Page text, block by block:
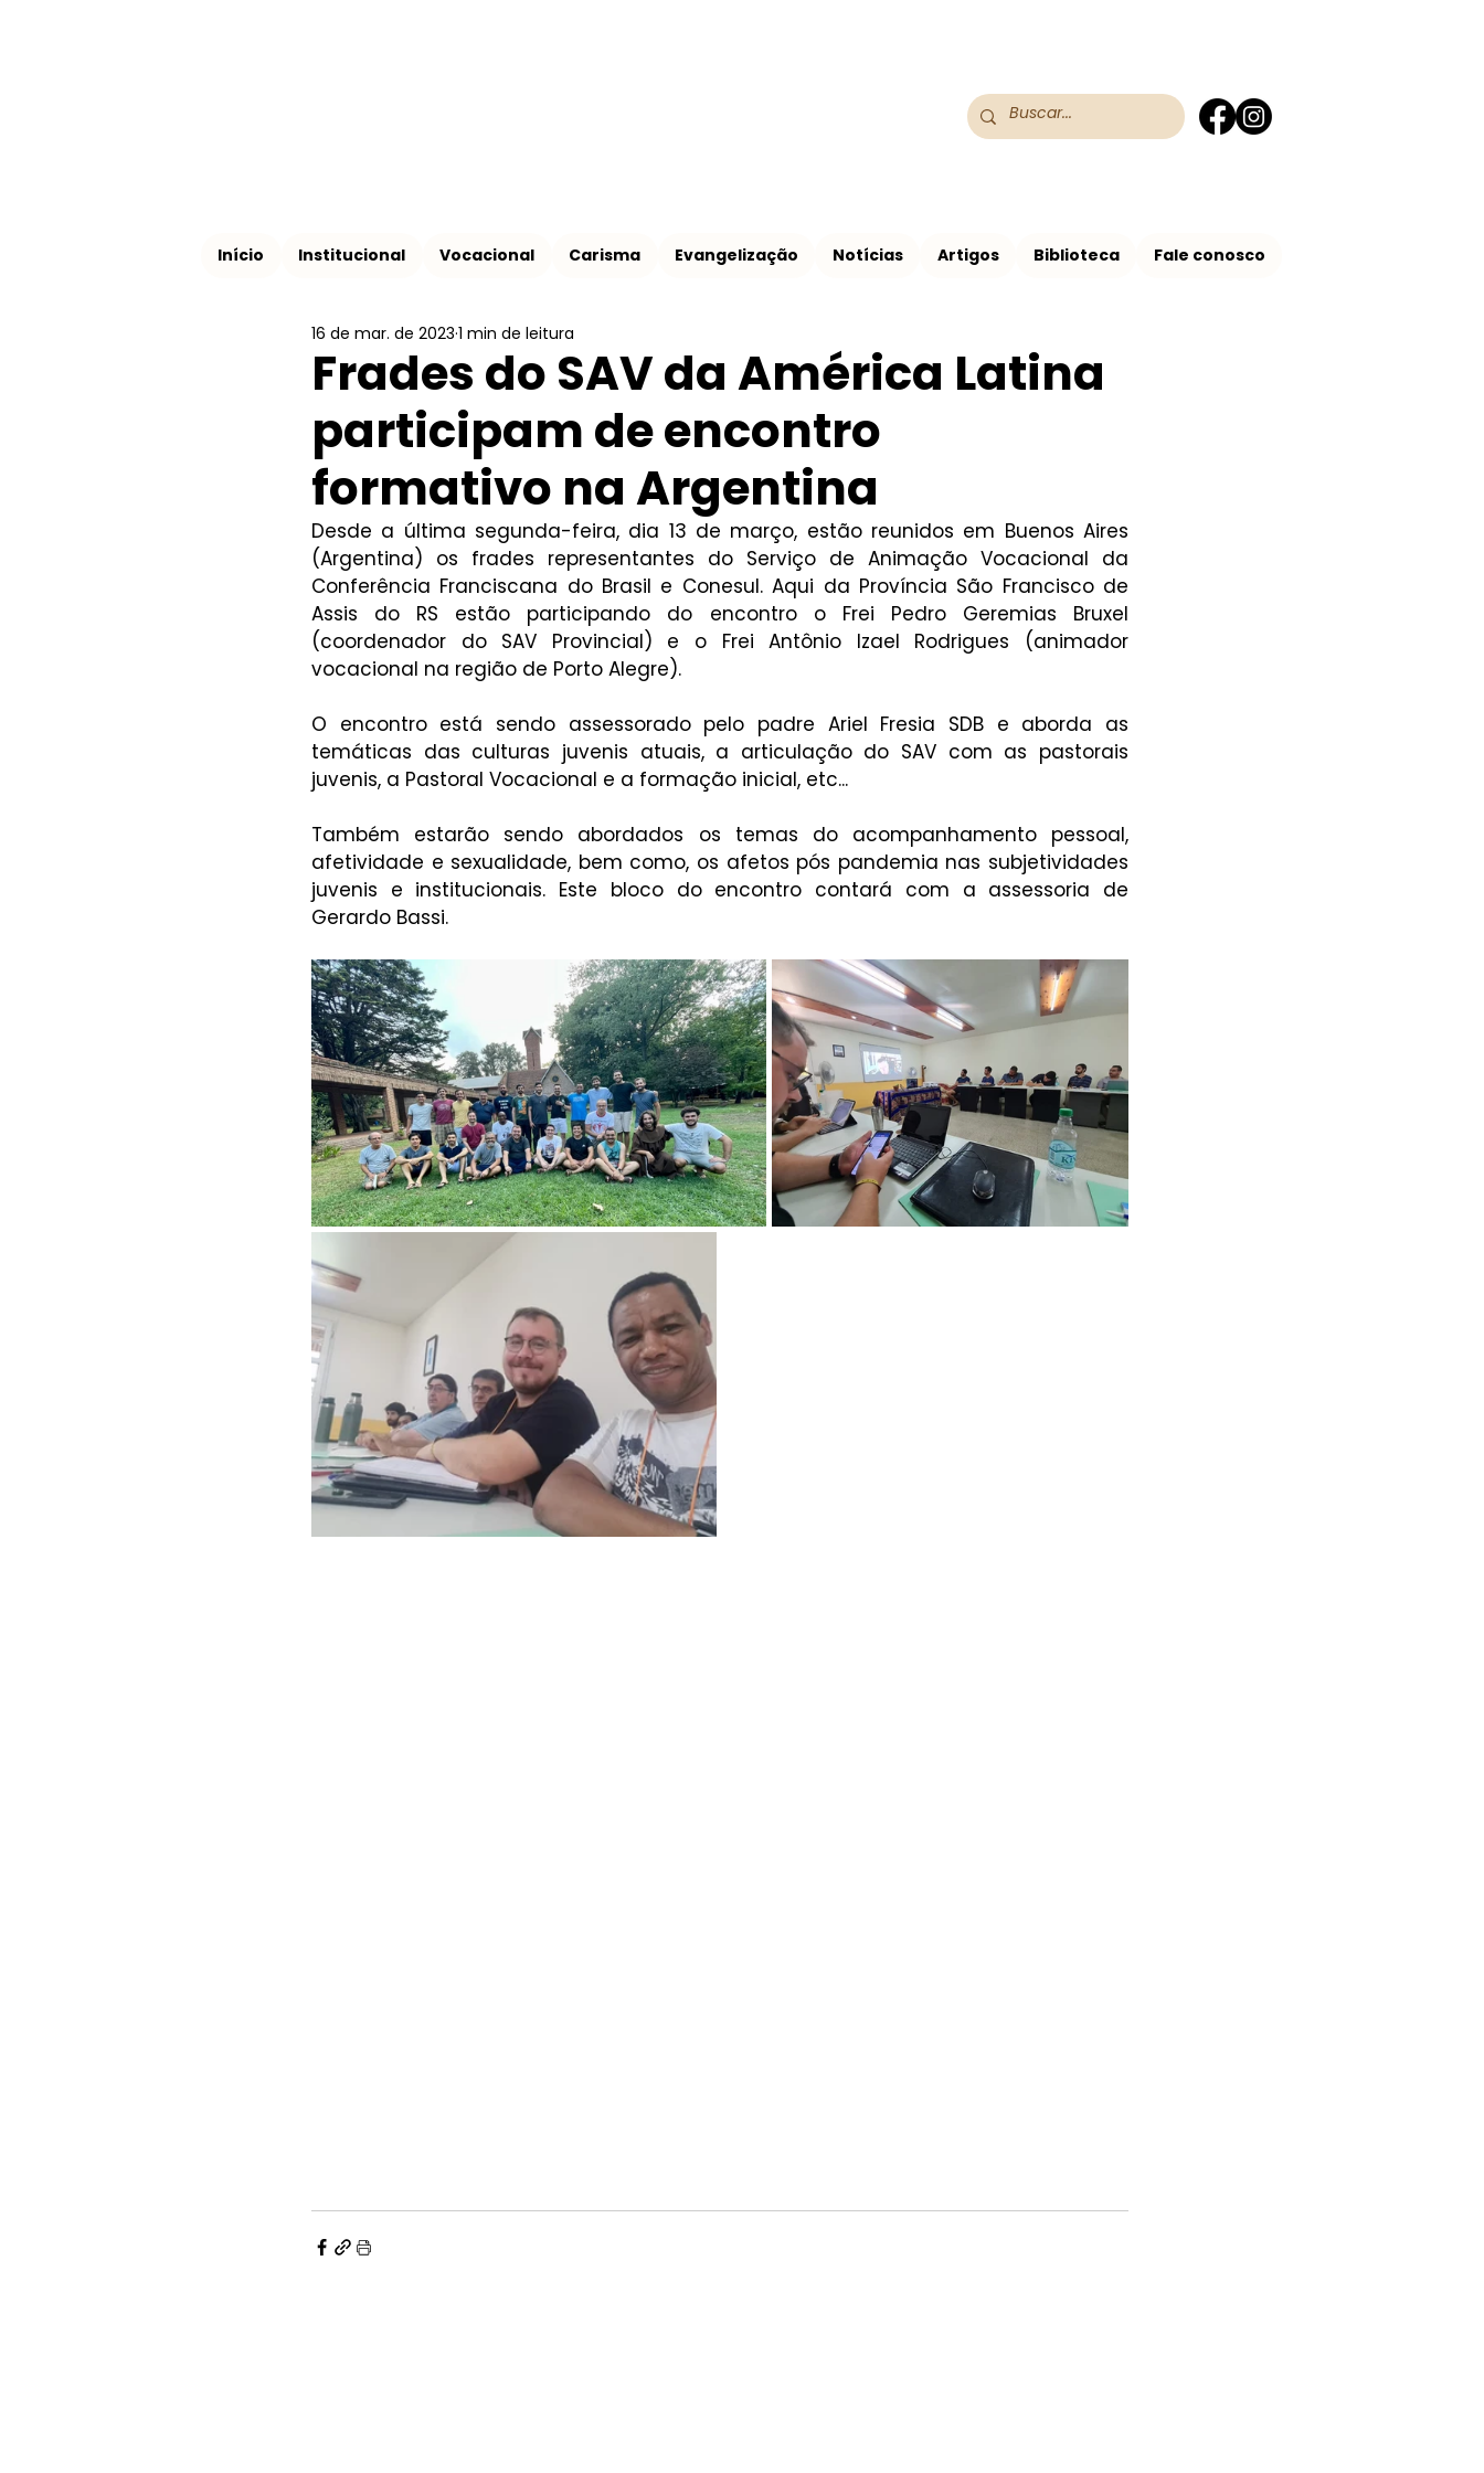
Franciscanos do RS
Início Institucional Vocacional Carisma Evangelização Notícias Artigos Biblioteca Fale conosco
Frades do SAV da América Latina
participam de encontro
formativo na Argentina
16 de mar. de 2023 1 min de leitura
Desde a última segunda-feira, dia 13 de março, estão reunidos em Buenos Aires
(Argentina) os frades representantes do Serviço de Animação Vocacional da
Conferência Franciscana do Brasil e Conesul. Aqui da Província São Francisco de
Assis do RS estão participando do encontro o Frei Pedro Geremias Bruxel
(coordenador do SAV Provincial) e o Frei Antônio Izael Rodrigues (animador
vocacional na região de Porto Alegre).
O encontro está sendo assessorado pelo padre Ariel Fresia SDB e aborda as
temáticas das culturas juvenis atuais, a articulação do SAV com as pastorais
juvenis, a Pastoral Vocacional e a formação inicial, etc...
Também estarão sendo abordados os temas do acompanhamento pessoal,
afetividade e sexualidade, bem como, os afetos pós pandemia nas subjetividades
juvenis e institucionais. Este bloco do encontro contará com a assessoria de
Gerardo Bassi.